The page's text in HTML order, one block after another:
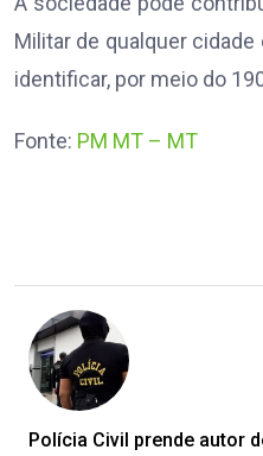
Militar de qualquer
identificar, por meio do
Fonte: PM MT – MT
Polícia Civil prende autor